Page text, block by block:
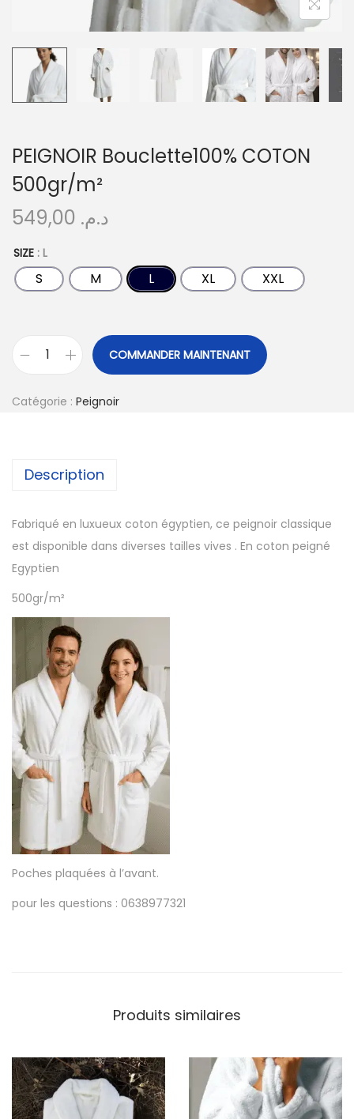
PEIGNOIR Bouclette100% COTON
500gr/m²
د.م.
SIZE : L
S M L XL XXL
COMMANDER MAINTENANT
Catégorie : Peignoir
Description
Fabriqué en luxueux coton égyptien, ce peignoir classique
est disponible dans diverses tailles vives . En coton peigné
Egyptien
500gr/m²
Poches plaquées à l’avant.
pour les questions : 0638977321
Produits similaires